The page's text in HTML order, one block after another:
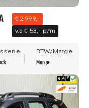
€ 2.999,-
v.a € 53,- p/m
BTW/Marge
Marge